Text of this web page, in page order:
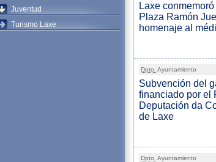
Juventud
Turismo Laxe
Laxe
Plaza Ramón
homenaje al
Dpto. Ayuntamiento
Subvención del
financiado por el
Deputación da
de Laxe
Dpto. Ayuntamiento